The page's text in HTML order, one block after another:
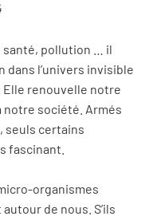
pollution … il
dans l’univers invisible
Elle renouvelle notre
société. Armés
seuls certains
fascinant.
organismes
de nous. S’ils